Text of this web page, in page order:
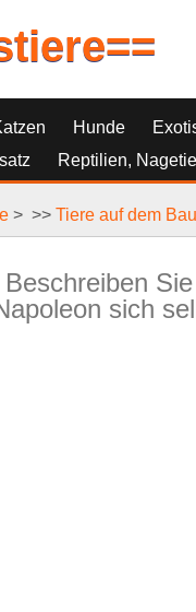
Hunde
Reptilien,
> >> Tiere auf dem
sich